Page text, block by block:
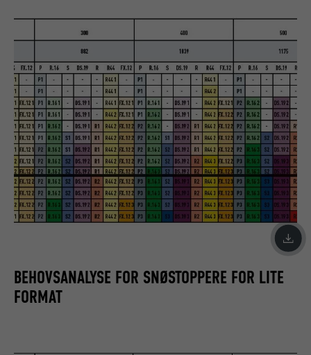
BEHOVSANALYSE FOR SNØSTOPPERE FOR LITE
FORMAT